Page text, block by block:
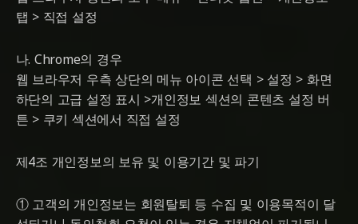
탭 > 직접 설정
나. Chrome의 경우
웹 브라우저 우측 상단의 메뉴 아이콘 선택 > 설정 > 화면
하단의 고급 설정 표시 >개인정보 섹션의 콘텐츠 설정 버
튼 > 쿠키 섹션에서 직접 설정
제4조 개인정보의 보유 및 이용기간 및 파기
① 고객의 개인정보는 회원탈퇴 등 수집 및 이용목적이 달